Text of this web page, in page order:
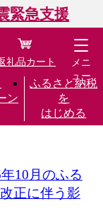
緊急支援
ン
ふるさと納税
を
はじめる
礼品カート
メニ
ュー
年10月のふる
正に伴う影